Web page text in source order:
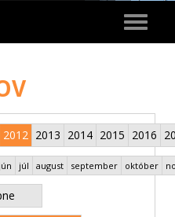
Toggle
2012 2013 2014 2015 2016
jún júl august september október